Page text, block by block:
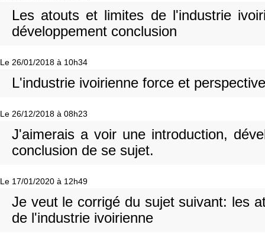
Les atouts et limites de l'industrie
développement conclusion
Le 26/01/2018 à 10h34
L'industrie ivoirienne force et perspective
Le 26/12/2018 à 08h23
J'aimerais a voir une introduction,
conclusion de se sujet.
Le 17/01/2020 à 12h49
Je veut le corrigé du sujet suivant: les
de l'industrie ivoirienne